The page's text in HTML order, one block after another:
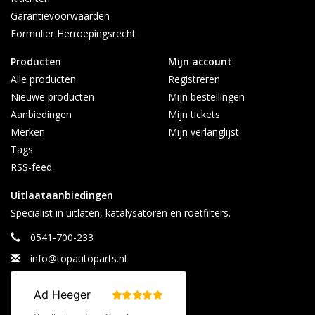
Garantievoorwaarden
Formulier Herroepingsrecht
Producten
Alle producten
Nieuwe producten
Aanbiedingen
Merken
Tags
RSS-feed
Mijn account
Registreren
Mijn bestellingen
Mijn tickets
Mijn verlanglijst
Uitlaataanbiedingen
Specialist in uitlaten, katalysatoren en roetfilters.
0541-700-233
info@topautoparts.nl